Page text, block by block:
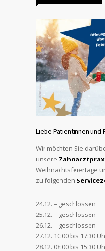
Liebe Patientinnen und
Wir möchten Sie
unsere
Weihnachtsfeiertage
zu folgenden
24.12. – geschlossen
25.12. – geschlossen
26.12. – geschlossen
27.12. 10:00 bis 17:30
28.12. 08:00 bis 15:30